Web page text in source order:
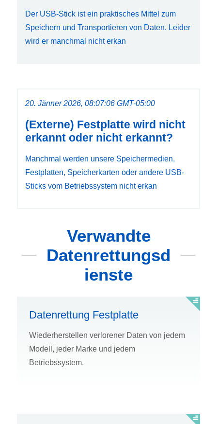
Der USB-Stick ist ein praktisches Mittel zum
Speichern und Transportieren von Daten. Leider
wird er manchmal nicht erkan
20. Jänner 2026, 08:07:06 GMT-05:00
(Externe) Festplatte wird nicht
erkannt oder nicht erkannt?
Manchmal werden unsere Speichermedien,
Festplatten, Speicherkarten oder andere USB-
Sticks vom Betriebssystem nicht erkan
Verwandte
Datenrettungsd
ienste
Datenrettung Festplatte
Wiederherstellen verlorener Daten von jedem
Modell, jeder Marke und jedem
Betriebssystem.